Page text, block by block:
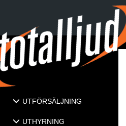
UTFÖRSÄLJNING
UTHYRNING